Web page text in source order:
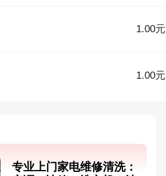
1.00元
1.00元
专业上门家电维修清洗：